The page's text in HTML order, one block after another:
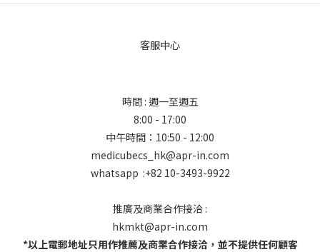
客服中心
時間 : 週一至週五
8:00 - 17:00
中午時間：10:50 - 12:00
medicubecs_hk@apr-in.com
whatsapp :+82 10-3493-9922
推廣及商業合作接洽 :
hkmkt@apr-in.com
*以上電郵地址只用作推薦及商業合作接洽，並不提供任何顧客